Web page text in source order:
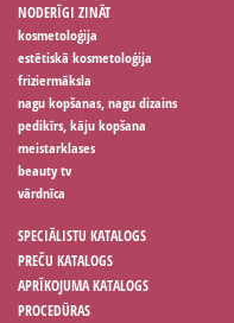
NODERĪGI ZINĀT
kosmetoloģija
estētiskā kosmetoloģija
friziermāksla
nagu kopšanas, nagu dizains
pedikīrs, kāju kopšana
meistarklases
beauty tv
vārdnīca
SPECIĀLISTU KATALOGS
PREČU KATALOGS
APRĪKOJUMA KATALOGS
PROCEDŪRAS